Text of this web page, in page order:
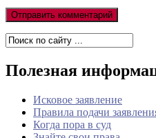
Полезная
Исковое заявление
Правила подачи
Когда пора в суд